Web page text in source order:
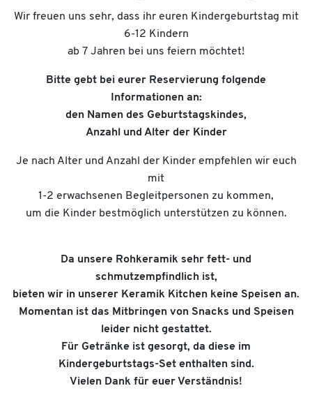
Wir freuen uns sehr, dass ihr euren Kindergeburtstag mit
6-12 Kindern
ab 7 Jahren bei uns feiern möchtet!
Bitte gebt bei eurer Reservierung folgende
Informationen an:
den Namen des Geburtstagskindes,
Anzahl und Alter der Kinder
Je nach Alter und Anzahl der Kinder empfehlen wir euch
mit
1-2 erwachsenen Begleitpersonen zu kommen,
um die Kinder bestmöglich unterstützen zu können.
Da unsere Rohkeramik sehr fett- und
schmutzempfindlich ist,
bieten wir in unserer Keramik Kitchen keine Speisen an.
Momentan ist das Mitbringen von Snacks und Speisen
leider nicht gestattet.
Für Getränke ist gesorgt, da diese im
Kindergeburtstags-Set enthalten sind.
Vielen Dank für euer Verständnis!